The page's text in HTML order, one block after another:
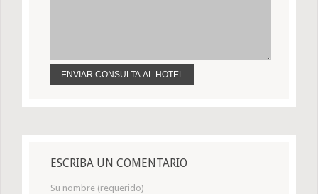
ESCRIBA UN COMENTARIO
Su nombre (requerido)